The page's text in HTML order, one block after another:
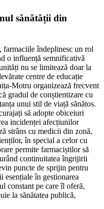
sănătății din
îndeplinesc un rol
o influență semnificativă
nu se limitează doar la
centre de educație
Motru organizează frecvent
gradul de conștientizare cu
unui stil de viață sănătos.
să adopte obiceiuri
incidenței afecțiunilor
strâns cu medicii din zonă,
în special a celor cu
permite farmaciștilor să
continuitatea îngrijirii
puncte de sprijin pentru
în gestionarea
constant pe care îl oferă,
la sănătatea publică,